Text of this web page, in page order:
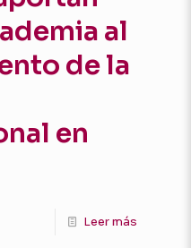
al
de la
en
Leer más